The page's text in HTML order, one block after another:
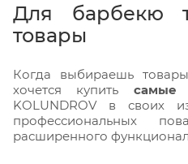
Для барбекю
товары
Когда выбираешь
хочется купить самые
KOLUNDROV в своих
профессиональных
расширенного